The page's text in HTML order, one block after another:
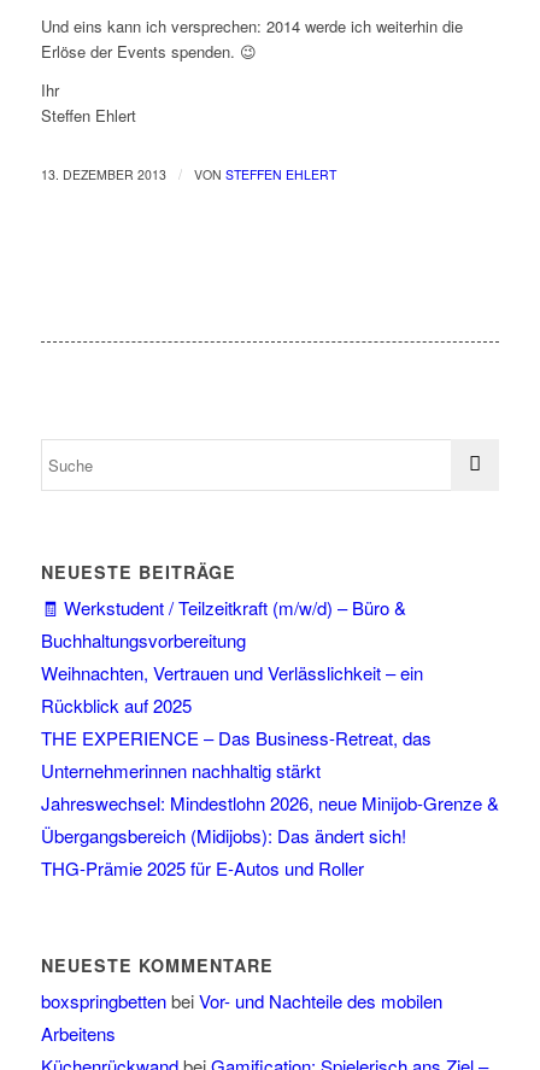
Und eins kann ich versprechen: 2014 werde ich weiterhin die
Erlöse der Events spenden. 😉
Ihr
Steffen Ehlert
13. DEZEMBER 2013 / VON STEFFEN EHLERT
NEUESTE BEITRÄGE
🧾 Werkstudent / Teilzeitkraft (m/w/d) – Büro &
Buchhaltungsvorbereitung
Weihnachten, Vertrauen und Verlässlichkeit – ein
Rückblick auf 2025
THE EXPERIENCE – Das Business-Retreat, das
Unternehmerinnen nachhaltig stärkt
Jahreswechsel: Mindestlohn 2026, neue Minijob-Grenze &
Übergangsbereich (Midijobs): Das ändert sich!
THG-Prämie 2025 für E-Autos und Roller
NEUESTE KOMMENTARE
boxspringbettenbeiVor- und Nachteile des mobilen
Arbeitens